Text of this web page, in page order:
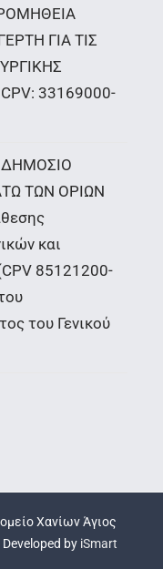
ΓΙΑ ΤΙΣ
33169000-
ΔΗΜΟΣΙΟ
ΤΩΝ ΟΡΙΩΝ
και
85121200-
του Γενικού
Χανίων Άγιος
by iSmart